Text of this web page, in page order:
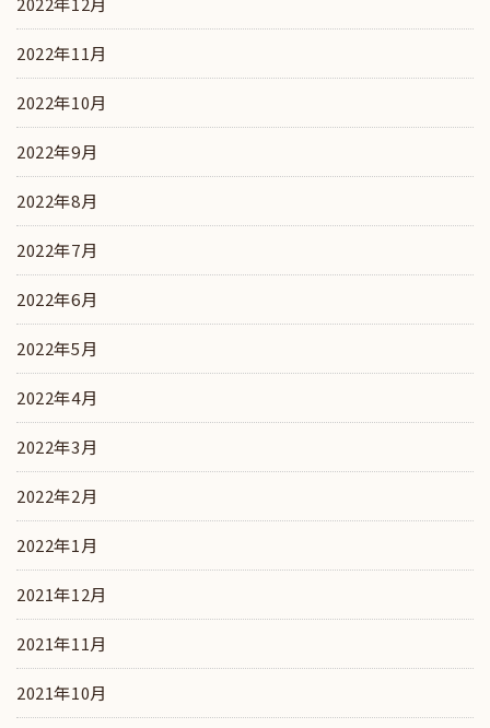
2022年11月
2022年10月
2022年9月
2022年8月
2022年7月
2022年6月
2022年5月
2022年4月
2022年3月
2022年2月
2022年1月
2021年12月
2021年11月
2021年10月